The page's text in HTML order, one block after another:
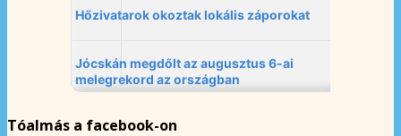
Tóalmás a facebook-on